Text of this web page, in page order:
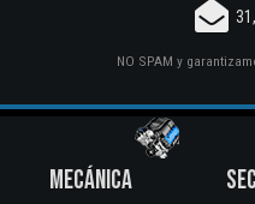
NO SPAM y
MECÁNICA